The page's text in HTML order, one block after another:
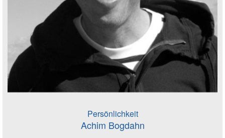
Persönlichkeit
Achim Bogdahn